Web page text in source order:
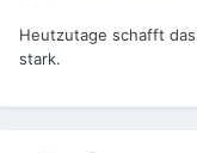
Heutzutage schafft
stark.